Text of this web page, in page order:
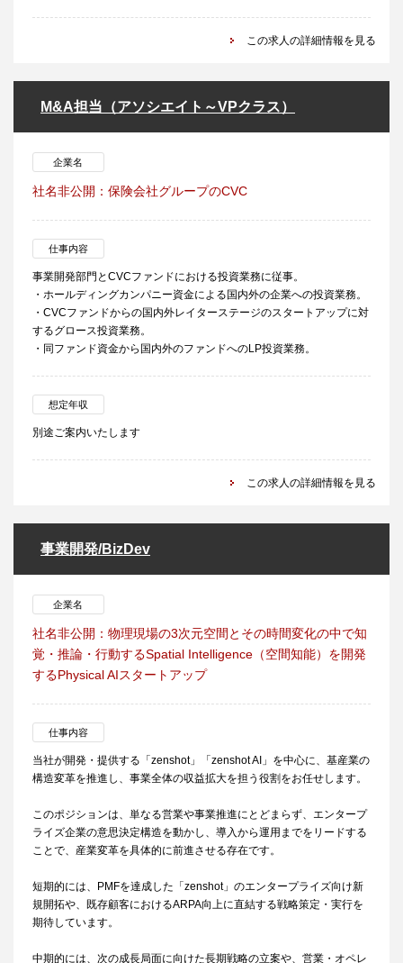
この求人の詳細情報を見る
M&A担当（アソシエイト～VPクラス）
企業名
社名非公開：保険会社グループのCVC
仕事内容
事業開発部門とCVCファンドにおける投資業務に従事。
・ホールディングカンパニー資金による国内外の企業への投資業務。
・CVCファンドからの国内外レイターステージのスタートアップに対
するグロース投資業務。
・同ファンド資金から国内外のファンドへのLP投資業務。
想定年収
別途ご案内いたします
この求人の詳細情報を見る
事業開発/BizDev
企業名
社名非公開：物理現場の3次元空間とその時間変化の中で知
覚・推論・行動するSpatial Intelligence（空間知能）を開発
するPhysical AIスタートアップ
仕事内容
当社が開発・提供する「zenshot」「zenshot AI」を中心に、基産業の
構造変革を推進し、事業全体の収益拡大を担う役割をお任せします。
このポジションは、単なる営業や事業推進にとどまらず、エンタープ
ライズ企業の意思決定構造を動かし、導入から運用までをリードする
ことで、産業変革を具体的に前進させる存在です。
短期的には、PMFを達成した「zenshot」のエンタープライズ向け新
規開拓や、既存顧客におけるARPA向上に直結する戦略策定・実行を
期待しています。
中期的には、次の成長局面に向けた長期戦略の立案や、営業・オペレ